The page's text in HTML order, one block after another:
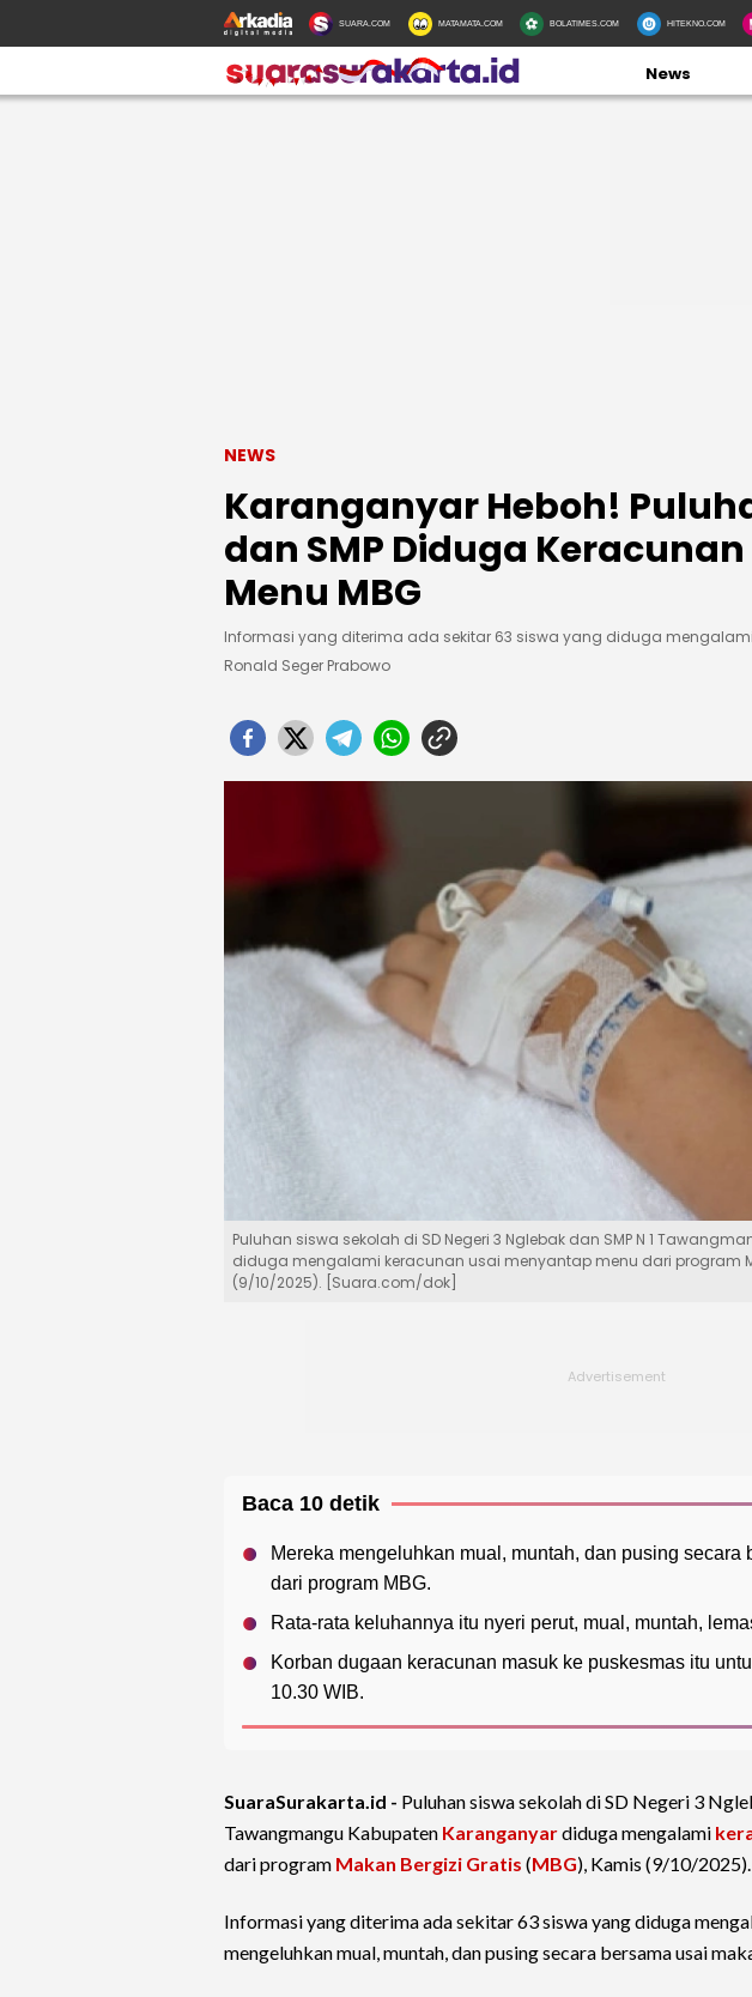
SUARA.COM MATAMATA.COM BOLATIMES.COM HITEKNO.COM
News
NEWS
Karanganyar Heboh!
dan SMP Diduga
Menu MBG
Informasi yang diterima ada sekitar 63 siswa yang diduga
Ronald Seger Prabowo
Puluhan siswa sekolah di SD Negeri 3 Nglebak dan SMP N 1
diduga mengalami keracunan usai menyantap menu dari program
(9/10/2025). [Suara.com/dok]
Baca 10 detik
Mereka mengeluhkan mual, muntah, dan pusing secara
dari program MBG.
Rata-rata keluhannya itu nyeri perut, mual, muntah,
Korban dugaan keracunan masuk ke puskesmas itu
10.30 WIB.
SuaraSurakarta.id - Puluhan siswa sekolah di SD Negeri 3
Tawangmangu Kabupaten Karanganyardiduga mengalami
dari program Makan Bergizi Gratis (MBG), Kamis (9/10/2025).
Informasi yang diterima ada sekitar 63 siswa yang diduga
mengeluhkan mual, muntah, dan pusing secara bersama usai